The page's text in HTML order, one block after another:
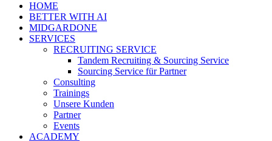
HOME
BETTER WITH AI
MIDGARDONE
SERVICES
RECRUITING SERVICE
Tandem Recruiting & Sourcing Service
Sourcing Service für Partner
Consulting
Trainings
Unsere Kunden
Partner
Events
ACADEMY